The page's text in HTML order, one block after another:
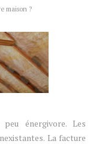
maison ?
énergivore. Les
La facture